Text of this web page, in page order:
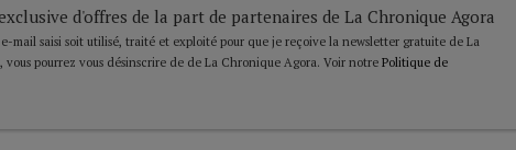
d'offres de la part de partenaires de La Chronique Agora
mail saisi soit utilisé, traité et exploité pour que je reçoive la newsletter gratuite de La
pourrez vous désinscrire de de La Chronique Agora. Voir notre Politique de